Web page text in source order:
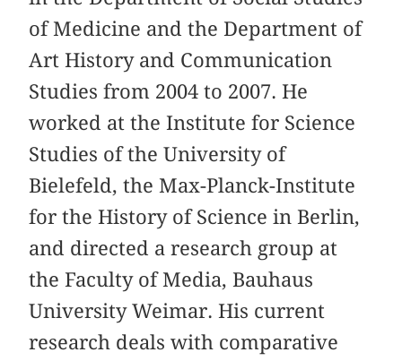
of Medicine and the Department of
Art History and Communication
Studies from 2004 to 2007. He
worked at the Institute for Science
Studies of the University of
Bielefeld, the Max-Planck-Institute
for the History of Science in Berlin,
and directed a research group at
the Faculty of Media, Bauhaus
University Weimar. His current
research deals with comparative